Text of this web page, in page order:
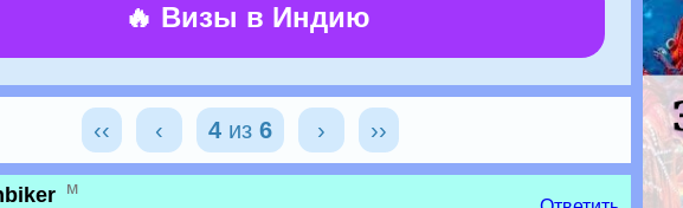
🔥 Визы в Индию
‹‹ ‹ 4 из 6 › ››
м